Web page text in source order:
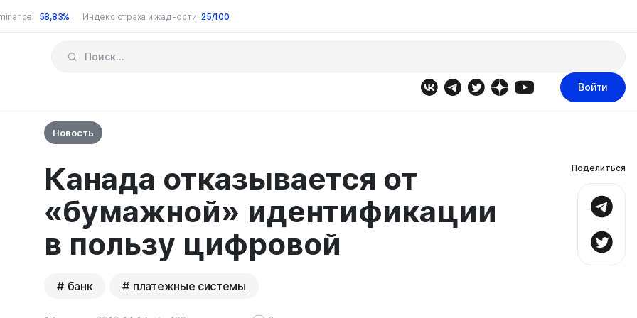
58,83% Индекс страха и жадности 25/100
Войти
Новость
Канада отказывается от
«бумажной» идентификации
в пользу цифровой
банк платежные системы
Поделиться